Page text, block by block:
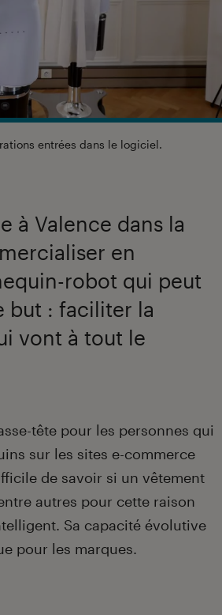
entrées dans le logiciel.
à Valence dans la
en
robot qui peut
but : faciliter la
vont à tout le
tête pour les personnes qui
sur les sites e-commerce
de savoir si un vêtement
autres pour cette raison
Sa capacité évolutive
pour les marques.